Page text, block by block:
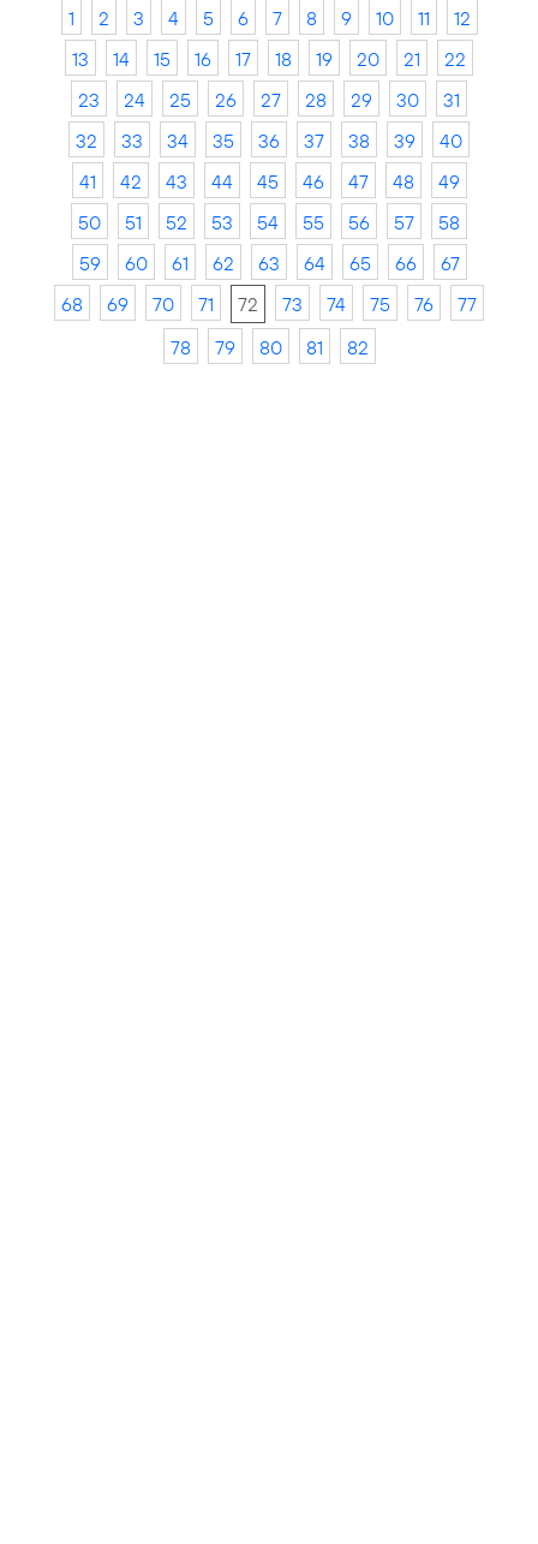
1 2 3 4 5 6 7 8 9 10 11
12
13
14 15 16 17 18 19 20 21
22
23
24 25 26 27 28 29 30
31
32
33 34 35 36 37 38 39
40
41
42 43 44 45 46 47 48
49
50
51 52 53 54 55 56 57
58
59
60 61 62 63 64 65 66
67
68
69 70 71 72 73 74 75 76
77
78
79 80 81 82